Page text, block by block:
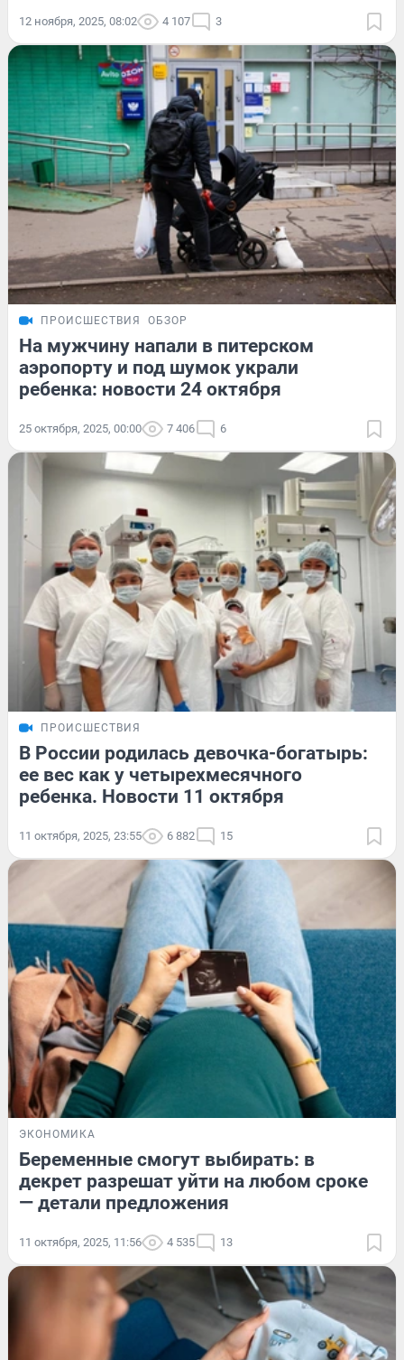
12 ноября, 2025, 08:02 4 107 3
ПРОИСШЕСТВИЯ ОБЗОР
На мужчину напали в питерском
аэропорту и под шумок украли
ребенка: новости 24 октября
25 октября, 2025, 00:00 7 406 6
ПРОИСШЕСТВИЯ
В России родилась девочка-богатырь:
ее вес как у четырехмесячного
ребенка. Новости 11 октября
11 октября, 2025, 23:55 6 882 15
ЭКОНОМИКА
Беременные смогут выбирать: в
декрет разрешат уйти на любом сроке
— детали предложения
11 октября, 2025, 11:56 4 535 13